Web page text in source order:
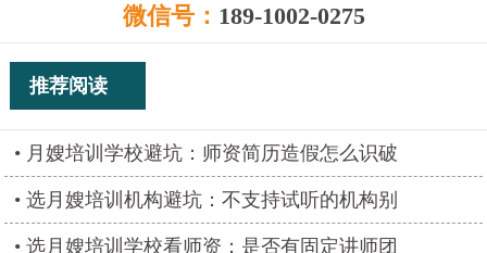
微信号： 189-1002-0275
推荐阅读
月嫂培训学校避坑：师资简历造假怎么识破
选月嫂培训机构避坑：不支持试听的机构别
选月嫂培训学校看师资：是否有固定讲师团